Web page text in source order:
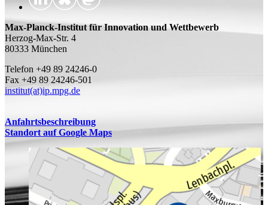
Max-Planck-Institut für Innovation und Wettbewerb
Herzog-Max-Str. 4
80333 München
Telefon +49 89 24246-0
Fax +49 89 24246-501
institut(at)ip.mpg.de
Anfahrtsbeschreibung
Standort auf Google Maps